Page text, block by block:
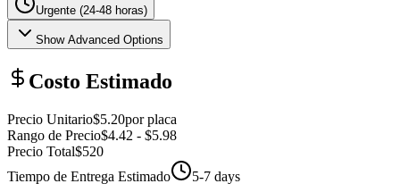
Urgente (24-48 horas)
Show Advanced Options
Costo Estimado
Precio Unitario$5.20por placa
Rango de Precio$4.42 - $5.98
Precio Total$520
Tiempo de Entrega Estimado
5-7 days